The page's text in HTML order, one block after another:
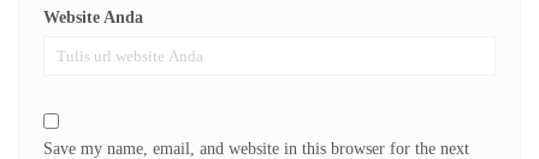
Website Anda
Save my name, email, and website in this browser for the next